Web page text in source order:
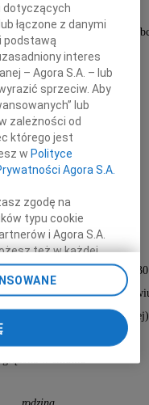
2023 roku zmarła
Teściowa, Babcia i
Matysiak
odbędzie się
2023 roku o godzinie 8:30
ul. Bardzkiej 80 we
się w kaplicy cmentarnej)
dotyczących
łączone z danymi
podstawą
interes
– Agora S.A. – lub
sprzeciw. Aby
lub
zależności od
którego jest
w Polityce
Agora S.A.
zgodę na
typu cookie
i Agora S.A.
też w każdej
plików cookie,
Twoimi
poprzez
stopce serwisu i
jest także za
możemy